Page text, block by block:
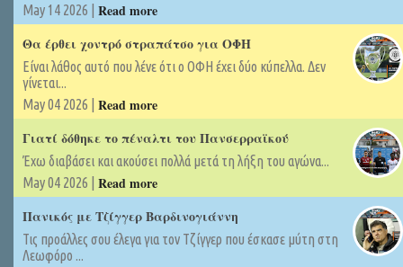
May 14 2026 | Read more
Θα έρθει χοντρό στραπάτσο για ΟΦΗ
Είναι λάθος αυτό που λένε ότι ο ΟΦΗ έχει δύο κύπελλα. Δεν
γίνεται...
May 04 2026 | Read more
Γιατί δόθηκε το πέναλτι του Πανσερραϊκού
Έχω διαβάσει και ακούσει πολλά μετά τη λήξη του αγώνα...
May 04 2026 | Read more
Πανικός με Τζίγγερ Βαρδινογιάννη
Τις προάλλες σου έλεγα για τον Τζίγγερ που έσκασε μύτη στη
Λεωφόρο ...